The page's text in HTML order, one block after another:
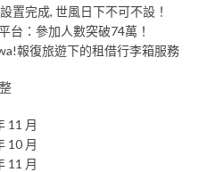
置完成, 世風日下不可不設！
台：參加人數突破74萬！
報復旅遊下的租借行李箱服務
11 月
10 月
11 月